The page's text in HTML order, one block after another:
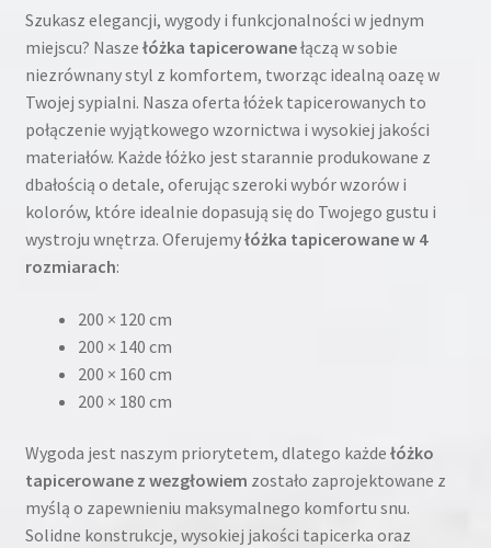
Szukasz elegancji, wygody i funkcjonalności w jednym
miejscu? Nasze łóżka tapicerowanełączą w sobie
niezrównany styl z komfortem, tworząc idealną oazę w
Twojej sypialni. Nasza oferta łóżek tapicerowanych to
połączenie wyjątkowego wzornictwa i wysokiej jakości
materiałów. Każde łóżko jest starannie produkowane z
dbałością o detale, oferując szeroki wybór wzorów i
kolorów, które idealnie dopasują się do Twojego gustu i
wystroju wnętrza. Oferujemyłóżka tapicerowane w 4
rozmiarach:
200 × 120 cm
200 × 140 cm
200 × 160 cm
200 × 180 cm
Wygoda jest naszym priorytetem, dlatego każde łóżko
tapicerowane z wezgłowiem zostało zaprojektowane z
myślą o zapewnieniu maksymalnego komfortu snu.
Solidne konstrukcje, wysokiej jakości tapicerka oraz